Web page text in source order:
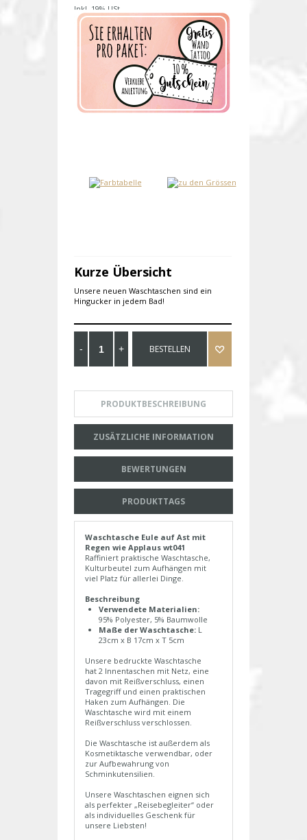
Inkl. 19% USt.
Versandkosten
Produktnummer:wt041
Verfügbarkeit:Auf Lager
Lieferzeit: 1-2 Tage nach Zahlungseingang
Kurze Übersicht
Unsere neuen Waschtaschen sind ein
Hingucker in jedem Bad!
BESTELLEN
PRODUKTBESCHREIBUNG
ZUSÄTZLICHE INFORMATION
BEWERTUNGEN
PRODUKTTAGS
Waschtasche Eule auf Ast mit
Regen wie Applaus wt041
Raffiniert praktische Waschtasche,
Kulturbeutel zum Aufhängen mit
viel Platz für allerlei Dinge.
Beschreibung
Verwendete Materialien:
95% Polyester, 5% Baumwolle
Maße der Waschtasche: L
23cm x B 17cm x T 5cm
Unsere bedruckte Waschtasche
hat 2 Innentaschen mit Netz, eine
davon mit Reißverschluss, einen
Tragegriff und einen praktischen
Haken zum Aufhängen. Die
Waschtasche wird mit einem
Reißverschluss verschlossen.
Die Waschtasche ist außerdem als
Kosmetiktasche verwendbar, oder
zur Aufbewahrung von
Schminkutensilien.
Unsere Waschtaschen eignen sich
als perfekter „Reisebegleiter“ oder
als individuelles Geschenk für
unsere Liebsten!